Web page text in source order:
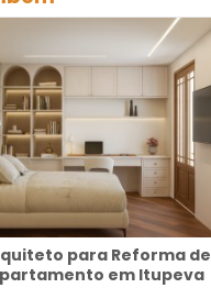
para Reforma de
em Itupeva